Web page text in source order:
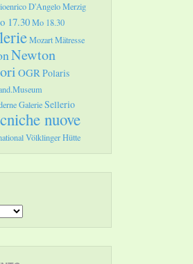
D'AngeloMerzig
17.30Mo 18.30
MozartMätresse
Newton
OGRPolaris
GalerieSellerio
nuove
Völklinger Hütte